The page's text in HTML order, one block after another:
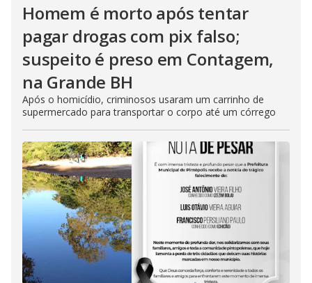
Homem é morto após tentar
pagar drogas com pix falso;
suspeito é preso em Contagem,
na Grande BH
Após o homicídio, criminosos usaram um carrinho de
supermercado para transportar o corpo até um córrego